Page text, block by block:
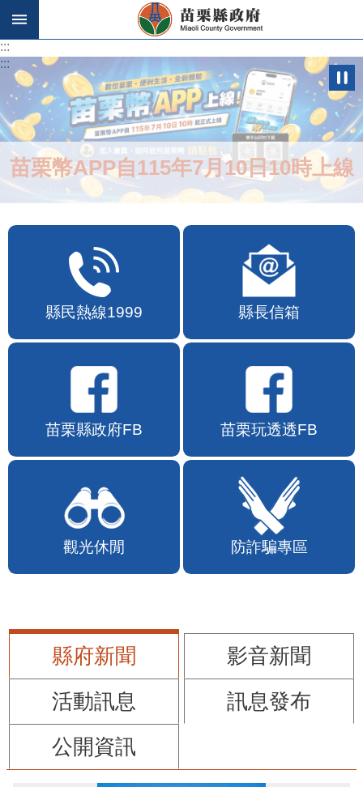
跳到主要內容區塊
:::
:::
苗栗幣APP自115年7月10日10時上線
縣民熱線1999 縣長信箱
苗栗縣政府FB 苗栗玩透透FB
觀光休閒 防詐騙專區
縣府新聞
影音新聞
活動訊息
訊息發布
公開資訊